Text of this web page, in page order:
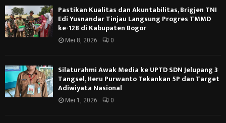
Pastikan Kualitas dan Akuntabilitas, Brigjen TNI
Edi Yusnandar Tinjau Langsung Progres TMMD
ke-128 di Kabupaten Bogor
Mei 8, 2026 0
Silaturahmi Awak Media ke UPTD SDN Jelupang 3
Tangsel, Heru Purwanto Tekankan 5P dan Target
Adiwiyata Nasional
Mei 1, 2026 0